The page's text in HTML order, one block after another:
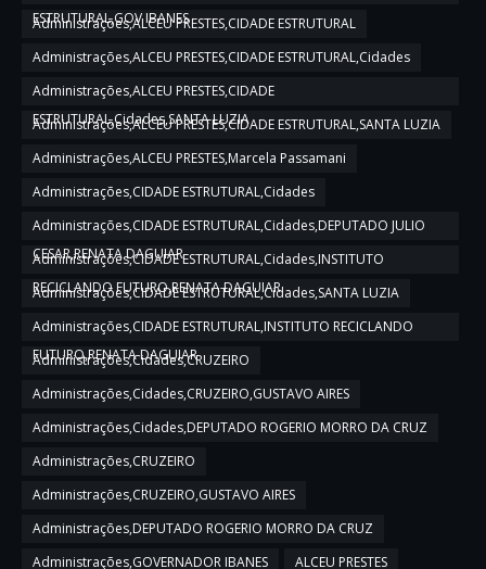
ESTRUTURAL,GOV IBANES
Administrações,ALCEU PRESTES,CIDADE ESTRUTURAL
Administrações,ALCEU PRESTES,CIDADE ESTRUTURAL,Cidades
Administrações,ALCEU PRESTES,CIDADE
ESTRUTURAL,Cidades,SANTA LUZIA
Administrações,ALCEU PRESTES,CIDADE ESTRUTURAL,SANTA LUZIA
Administrações,ALCEU PRESTES,Marcela Passamani
Administrações,CIDADE ESTRUTURAL,Cidades
Administrações,CIDADE ESTRUTURAL,Cidades,DEPUTADO JULIO
CESAR,RENATA DAGUIAR
Administrações,CIDADE ESTRUTURAL,Cidades,INSTITUTO
RECICLANDO FUTURO,RENATA DAGUIAR
Administrações,CIDADE ESTRUTURAL,Cidades,SANTA LUZIA
Administrações,CIDADE ESTRUTURAL,INSTITUTO RECICLANDO
FUTURO,RENATA DAGUIAR
Administrações,Cidades,CRUZEIRO
Administrações,Cidades,CRUZEIRO,GUSTAVO AIRES
Administrações,Cidades,DEPUTADO ROGERIO MORRO DA CRUZ
Administrações,CRUZEIRO
Administrações,CRUZEIRO,GUSTAVO AIRES
Administrações,DEPUTADO ROGERIO MORRO DA CRUZ
Administrações,GOVERNADOR IBANES
ALCEU PRESTES